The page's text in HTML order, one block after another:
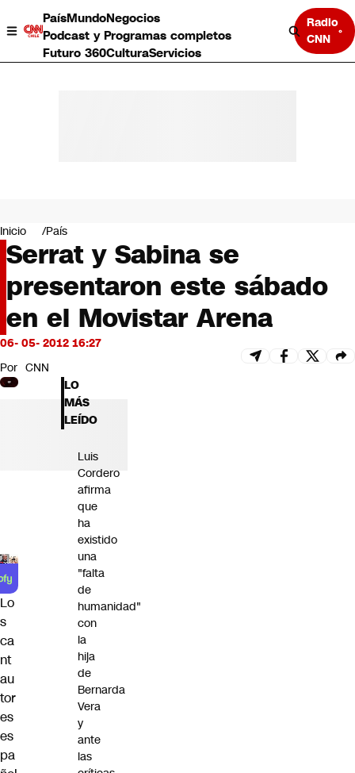
PaísMundoNegocios
Podcast y Programas completos
Futuro 360CulturaServicios
Radio
CNN
Negocios
Deportes
Programas completos
Cultura
Servicios
Bits
CNN tiempo
Futuro 360
Opinión
Inicio País
Serrat y Sabina se
presentaron este sábado
en el Movistar Arena
06- 05- 2012 16:27
Por CNN
Lo
s
ca
nt
au
tor
es
es
pa
LO
MÁS
LEÍDO
Luis
Cordero
afirma
que
ha
existido
una
"falta
de
humanidad"
con
la
hija
de
Bernarda
Vera
y
ante
las